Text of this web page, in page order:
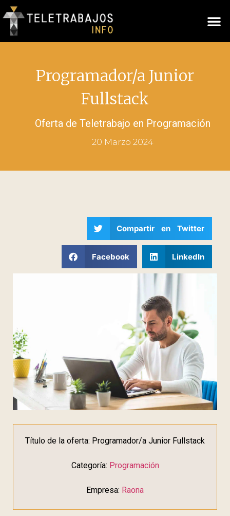
Programador/a Junior
Fullstack
Oferta de Teletrabajo en Programación
20 Marzo 2024
Compartir en Twitter
Facebook LinkedIn
Título de la oferta: Programador/a Junior Fullstack
Categoría: Programación
Empresa: Raona